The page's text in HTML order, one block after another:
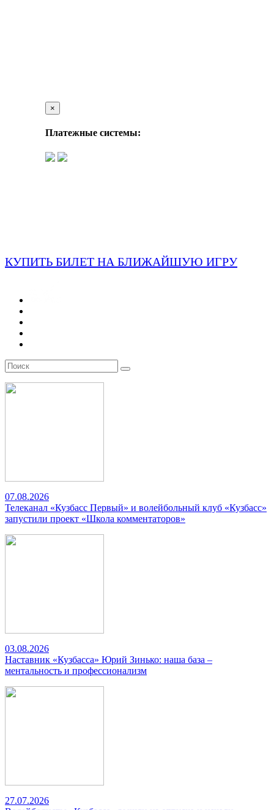
×
Платежные системы:
КУПИТЬ БИЛЕТ НА БЛИЖАЙШУЮ ИГРУ
07.08.2026
Телеканал «Кузбасс Первый» и волейбольный клуб «Кузбасс»
запустили проект «Школа комментаторов»
03.08.2026
Наставник «Кузбасса» Юрий Зинько: наша база –
ментальность и профессионализм
27.07.2026